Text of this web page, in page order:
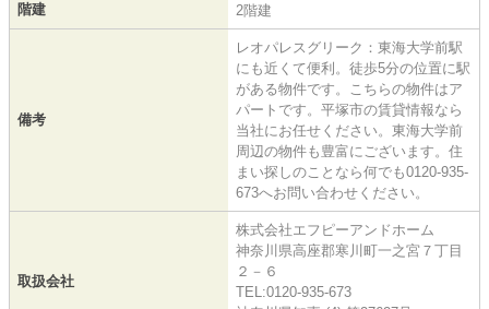
階建 2階建
備考
レオパレスグリーク：東海大学前駅
にも近くて便利。徒歩5分の位置に駅
がある物件です。こちらの物件はア
パートです。平塚市の賃貸情報なら
当社にお任せください。東海大学前
周辺の物件も豊富にございます。住
まい探しのことなら何でも0120-935-
673へお問い合わせください。
取扱会社
株式会社エフピーアンドホーム
神奈川県高座郡寒川町一之宮７丁目
２－６
TEL:0120-935-673